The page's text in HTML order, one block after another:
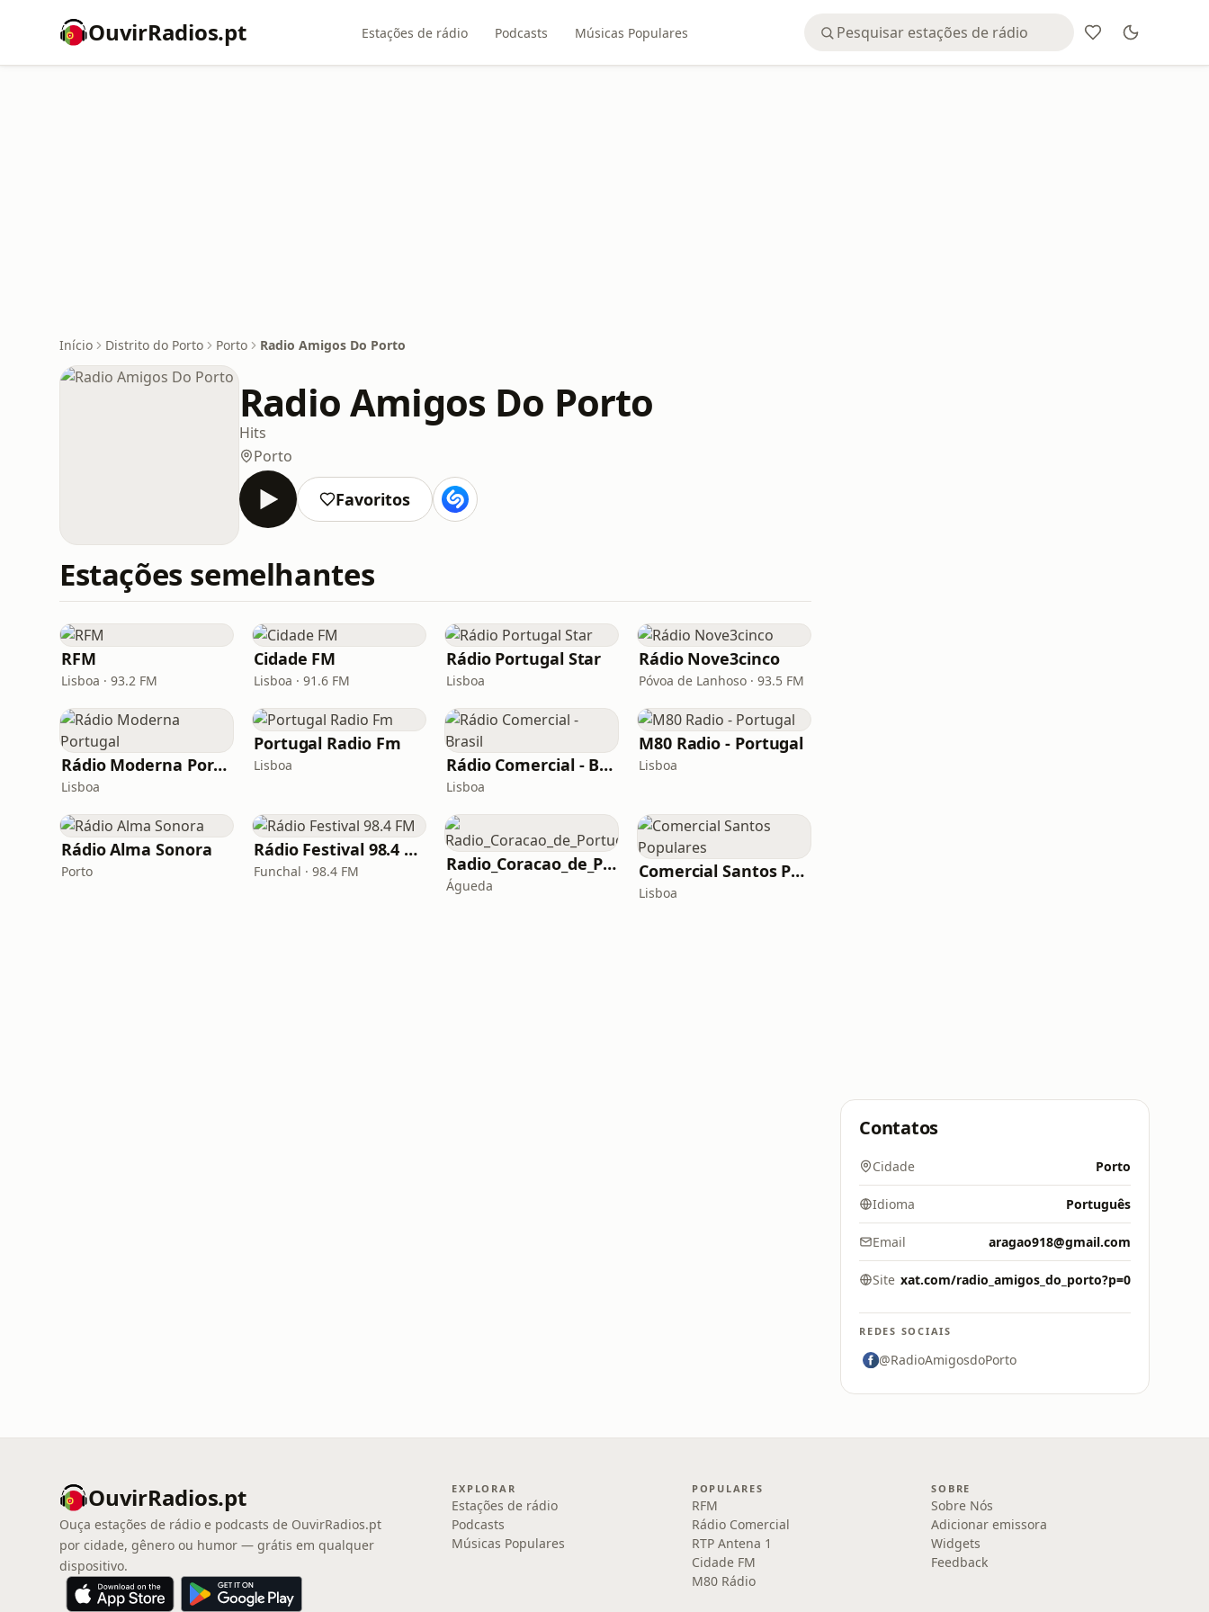
OuvirRadios.pt Estações de rádio Podcasts Músicas Populares
Início Distrito do Porto Porto Radio Amigos Do Porto
Radio Amigos Do Porto
Hits
Porto
Favoritos
Estações semelhantes
RFM
Lisboa · 93.2 FM
Cidade FM
Lisboa · 91.6 FM
Rádio Portugal Star
Lisboa
Rádio Nove3cinco
Póvoa de Lanhoso · 93.5 FM
Rádio Moderna Portugal
Lisboa
Portugal Radio Fm
Lisboa Rádio Comercial - Brasil
Lisboa
M80 Radio - Portugal
Lisboa
Rádio Alma Sonora
Porto
Rádio Festival 98.4 FM
Funchal · 98.4 FM Radio_Coracao_de_Portugal_2024
Águeda
Comercial Santos Populares
Lisboa
Contatos
Cidade Porto
Idioma Português
Email aragao918@gmail.com
Site xat.com/radio_amigos_do_porto?p=0
REDES SOCIAIS
@RadioAmigosdoPorto
OuvirRadios.pt
Ouça estações de rádio e podcasts de OuvirRadios.pt
por cidade, gênero ou humor — grátis em qualquer
dispositivo.
EXPLORAR
Estações de rádio
Podcasts
Músicas Populares
POPULARES
RFM
Rádio Comercial
RTP Antena 1
Cidade FM
M80 Rádio
SOBRE
Sobre Nós
Adicionar emissora
Widgets
Feedback